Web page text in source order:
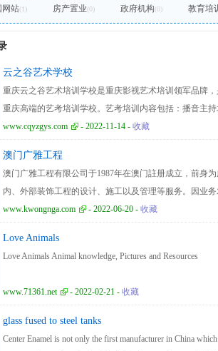
网站(1) 房产置业(0) 政府机构(0) 教育培
云之谷艺术学校
重庆云之谷艺术培训学校是重庆影视艺术培训领军品牌
重庆高端的艺考培训学校。艺考培训内容包括：播音主
电话：023-62520266
www.cqyzgys.com - 2022-11-14 - 收藏
澳门广雅工程
澳门广雅工程有限公司于1987年在澳门註册成立，前身
内、外部装饰工程的设计、施工以及管理等服务。因业
澳门註册建造商， 同时，于2010 年成功获得「公共工
www.kwongnga.com - 2022-06-20 - 收藏
Love Animals
Love Animals Animal knowledge, Pictures and Resources
www.71361.net - 2022-02-21 - 收藏
glass fused to steel tanks
Center Enamel is not only the first manufacturer in China